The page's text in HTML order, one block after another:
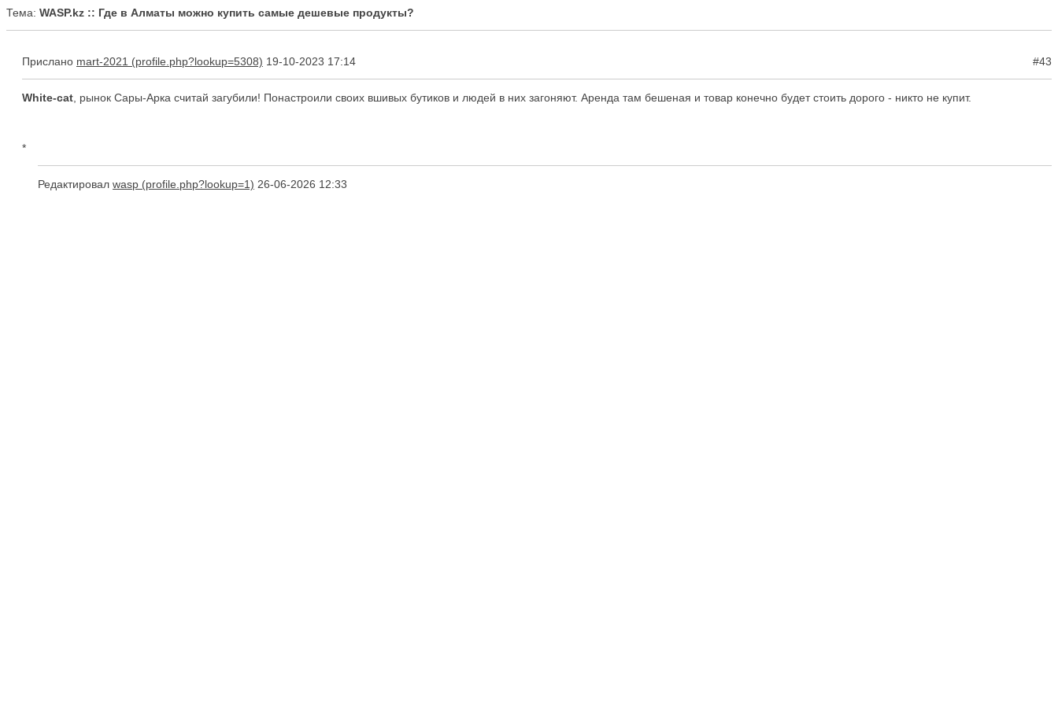
Тема: WASP.kz :: Где в Алматы можно купить самые дешевые продукты?
Прислано mart-2021 19-10-2023 17:14 #43
White-cat , рынок Сары-Арка считай загубили! Понастроили своих вшивых бутиков и людей в них загоняют. Аренда там бешеная и товар конечно будет стоить дорого - никто не купит.
*
Редактировал wasp 26-06-2026 12:33